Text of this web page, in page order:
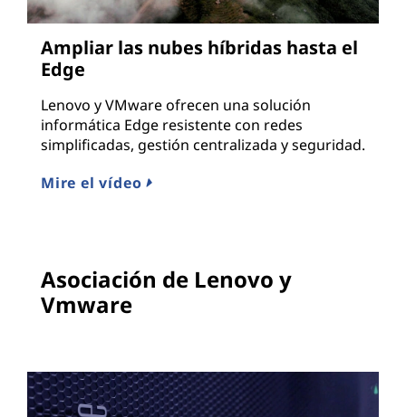
Ampliar las nubes híbridas hasta el
Edge
Lenovo y VMware ofrecen una solución
informática Edge resistente con redes
simplificadas, gestión centralizada y seguridad.
Mire el vídeo
Asociación de Lenovo y
Vmware